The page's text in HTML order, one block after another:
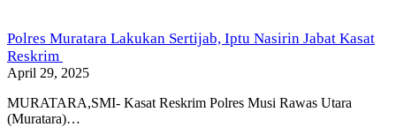
Polres Muratara Lakukan Sertijab, Iptu Nasirin Jabat Kasat
Reskrim
April 29, 2025
MURATARA,SMI- Kasat Reskrim Polres Musi Rawas Utara
(Muratara)…